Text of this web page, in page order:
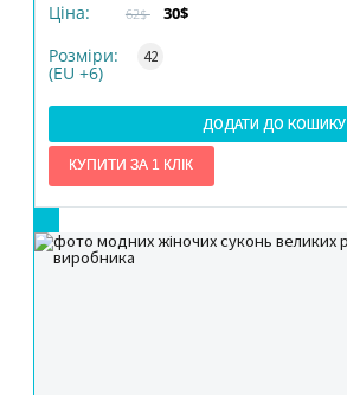
Ціна: 62$
30$
Розміри:
(EU +6)
42
ДОДАТИ ДО КОШИКУ
КІЛЬКІСТЬ